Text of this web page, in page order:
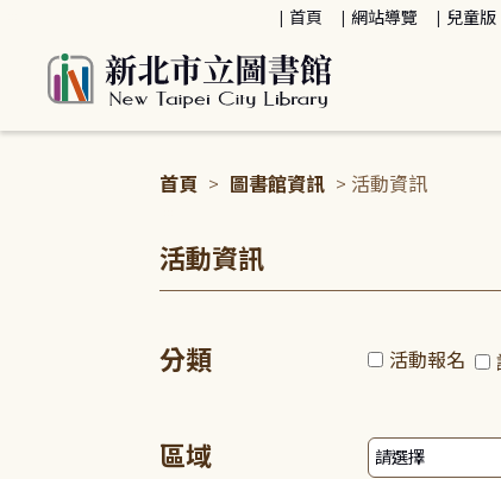
首頁 網站導覽 兒童版
首頁 > 圖書館資訊 > 活動資訊
活動資訊
分類 活動報名
區域